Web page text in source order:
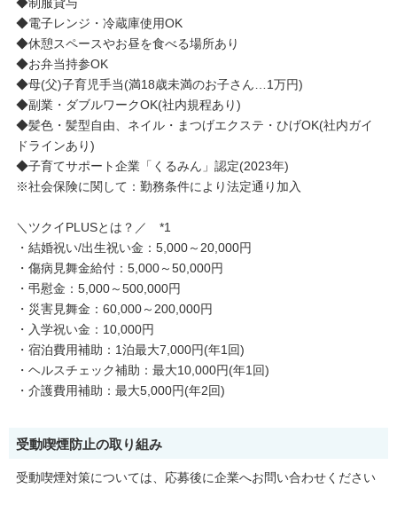
◆電子レンジ・冷蔵庫使用OK
◆休憩スペースやお昼を食べる場所あり
◆お弁当持参OK
◆母(父)子育児手当(満18歳未満のお子さん…1万円)
◆副業・ダブルワークOK(社内規程あり)
◆髪色・髪型自由、ネイル・まつげエクステ・ひげOK(社内ガイ
ドラインあり)
◆子育てサポート企業「くるみん」認定(2023年)
※社会保険に関して：勤務条件により法定通り加入
＼ツクイPLUSとは？／ *1
・結婚祝い/出生祝い金：5,000～20,000円
・傷病見舞金給付：5,000～50,000円
・弔慰金：5,000～500,000円
・災害見舞金：60,000～200,000円
・入学祝い金：10,000円
・宿泊費用補助：1泊最大7,000円(年1回)
・ヘルスチェック補助：最大10,000円(年1回)
・介護費用補助：最大5,000円(年2回)
受動喫煙防止の取り組み
受動喫煙対策については、応募後に企業へお問い合わせください